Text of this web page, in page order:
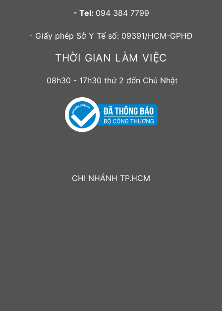
- Tel: 094 384 7799
- Giấy phép Sở Y Tế số: 09391/HCM-GPHĐ
THỜI GIAN LÀM VIỆC
08h30 - 17h30 thứ 2 đến Chủ Nhật
CHI NHÁNH TP.HCM